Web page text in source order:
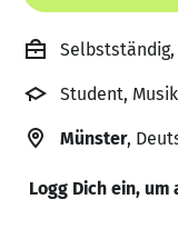
Selbstständig,
Student,
Münster,
Logg Dich ein,